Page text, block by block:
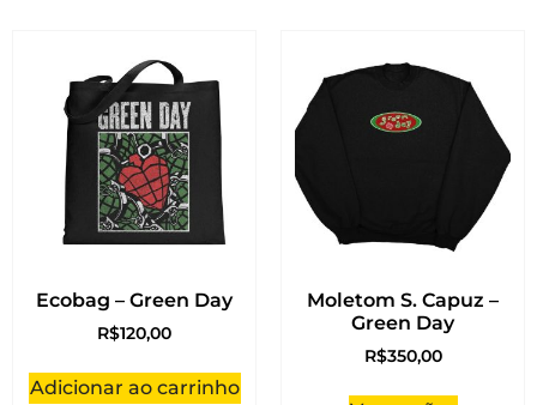
Ecobag – Green Day
R$120,00
Adicionar ao carrinho
Moletom S. Capuz –
Green Day
R$350,00